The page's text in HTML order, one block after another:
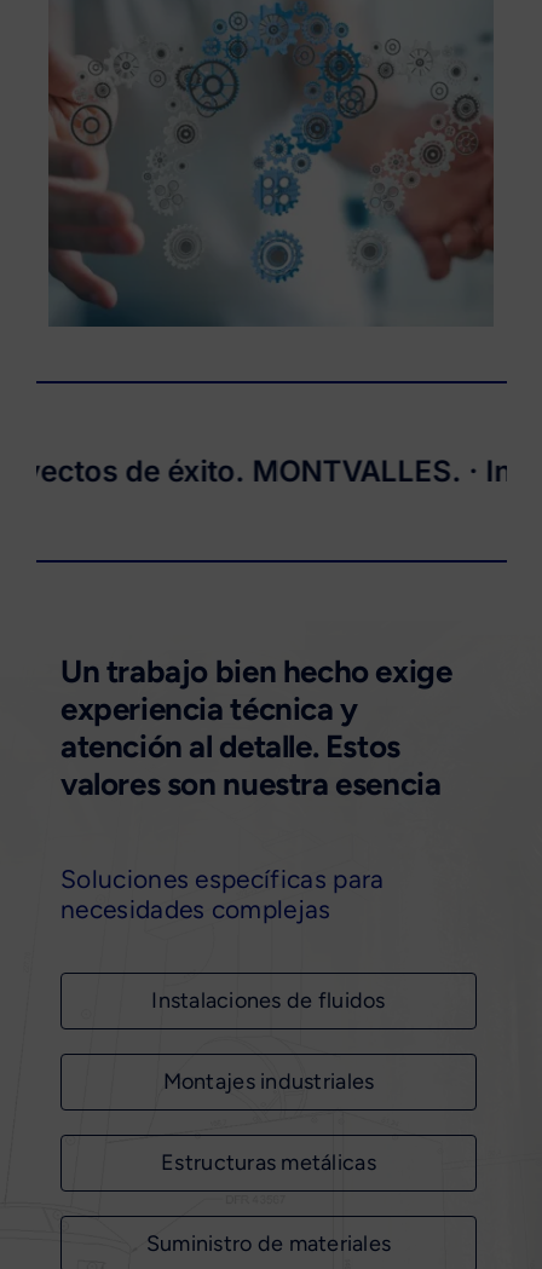
de éxito.MONTVALLES. ·
Un trabajo bien hecho exige
experiencia técnica y
atención al detalle. Estos
valores son nuestra esencia
Soluciones específicas para
necesidades complejas
Instalaciones de fluidos
Montajes industriales
Estructuras metálicas
Suministro de materiales